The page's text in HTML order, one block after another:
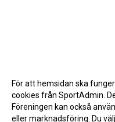
För att hemsidan ska
cookies från SportAdmin.
Föreningen kan också
eller marknadsföring. Du